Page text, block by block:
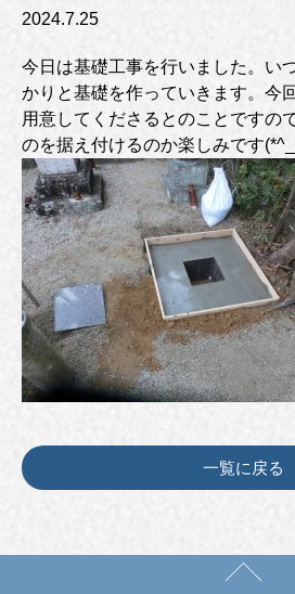
2024.7.25
今日は基礎工事を行いました。い
かりと基礎を作っていきます。今
用意してくださるとのことですの
のを据え付けるのか楽しみです
一覧に戻る